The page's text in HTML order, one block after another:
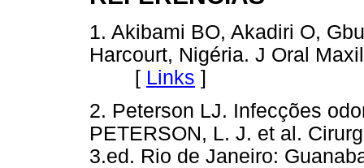
1. Akibami BO, Akadiri O,
Harcourt, Nigéria. J Oral
[ Links ]
2. Peterson LJ. Infecções
PETERSON, L. J. et al.
3.ed. Rio de Janeiro: